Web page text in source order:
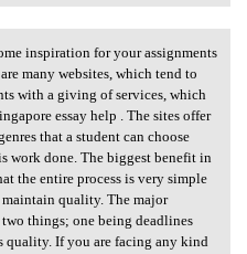
inspiration
inspiration for your assignments
many websites, which tend to
with a giving of services, which
essay help . The sites offer
that a student can choose
work done. The biggest benefit in
the entire process is very simple
quality. The major
two things; one being deadlines
quality. If you are facing any kind